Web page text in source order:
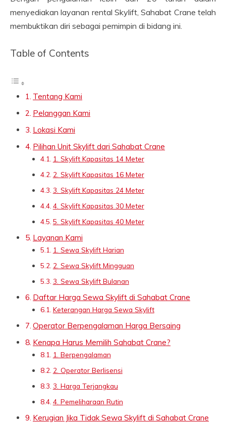
menyediakan layanan rental Skylift, Sahabat Crane telah
membuktikan diri sebagai pemimpin di bidang ini.
Table of Contents
Tentang Kami
Pelanggan Kami
Lokasi Kami
Pilihan Unit Skylift dari Sahabat Crane
1. Skylift Kapasitas 14 Meter
2. Skylift Kapasitas 16 Meter
3. Skylift Kapasitas 24 Meter
4. Skylift Kapasitas 30 Meter
5. Skylift Kapasitas 40 Meter
Layanan Kami
1. Sewa Skylift Harian
2. Sewa Skylift Mingguan
3. Sewa Skylift Bulanan
Daftar Harga Sewa Skylift di Sahabat Crane
Keterangan Harga Sewa Skylift
Operator Berpengalaman Harga Bersaing
Kenapa Harus Memilih Sahabat Crane?
1. Berpengalaman
2. Operator Berlisensi
3. Harga Terjangkau
4. Pemeliharaan Rutin
Kerugian Jika Tidak Sewa Skylift di Sahabat Crane